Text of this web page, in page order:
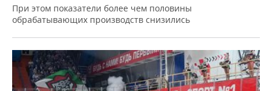
При этом показатели более чем половины
обрабатывающих производств снизились